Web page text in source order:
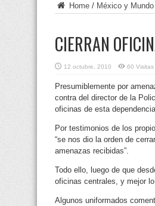
Home / México y Mundo
CIERRAN
12 octubre, 2010 60 Visitas
Presumiblemente por
contra del director de la
oficinas de esta
Por testimonios de los
“se nos dio la orden de
amenazas recibidas”.
Todo ello, luego de que
oficinas centrales, y mejor
Algunos uniformados